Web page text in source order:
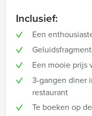
Inclusief:
Een
Een mooie prijs
3-gangen diner
restaurant
Te boeken op